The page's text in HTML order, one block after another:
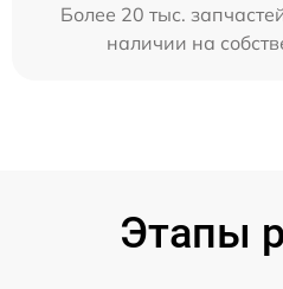
Более 20 тыс.
наличии на
Этапы